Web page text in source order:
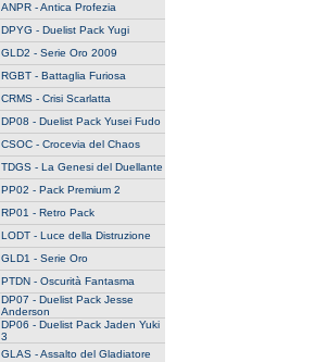
ANPR - Antica Profezia
DPYG - Duelist Pack Yugi
GLD2 - Serie Oro 2009
RGBT - Battaglia Furiosa
CRMS - Crisi Scarlatta
DP08 - Duelist Pack Yusei Fudo
CSOC - Crocevia del Chaos
TDGS - La Genesi del Duellante
PP02 - Pack Premium 2
RP01 - Retro Pack
LODT - Luce della Distruzione
GLD1 - Serie Oro
PTDN - Oscurità Fantasma
DP07 - Duelist Pack Jesse
Anderson
DP06 - Duelist Pack Jaden Yuki
3
GLAS - Assalto del Gladiatore